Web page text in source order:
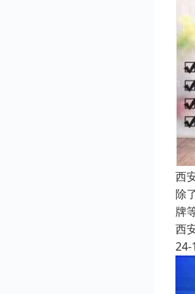
西
除
牌
西
24-